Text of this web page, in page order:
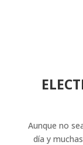
Aunque no
día y